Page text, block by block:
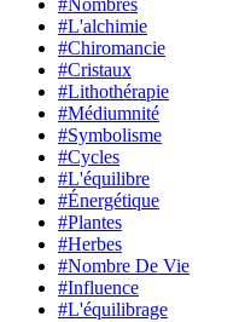
#Nombres
#L'alchimie
#Chiromancie
#Cristaux
#Lithothérapie
#Médiumnité
#Symbolisme
#Cycles
#L'équilibre
#Énergétique
#Plantes
#Herbes
#Nombre De Vie
#Influence
#L'équilibrage